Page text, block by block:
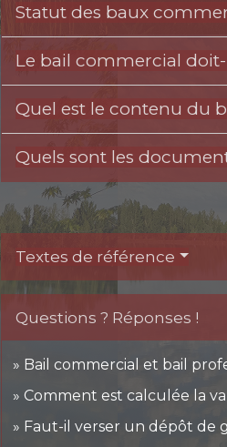
Statut des baux
Le bail commercial
Quel est le contenu du
Quels sont les
Textes de référence
Questions ? Réponses !
Bail commercial et bail
Comment est calculée la
Faut-il verser un dépôt de